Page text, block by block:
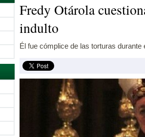
Fredy Otárola
indulto
Él fue cómplice de las torturas durante